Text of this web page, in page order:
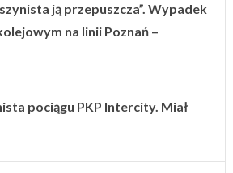
ją przepuszcza”. Wypadek
na linii Poznań –
pociągu PKP Intercity. Miał